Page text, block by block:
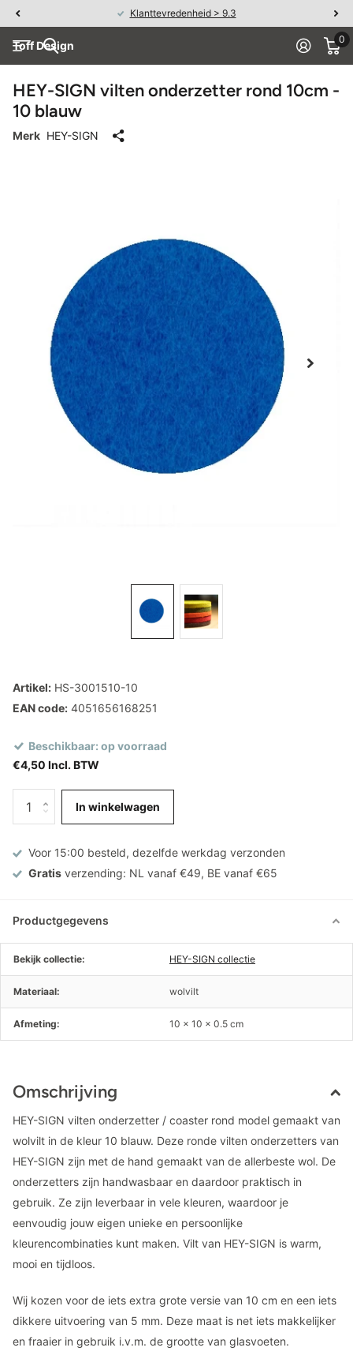
Klanttevredenheid > 9.3
Toff Design 0
HEY-SIGN vilten onderzetter rond 10cm -
10 blauw
Merk HEY-SIGN
Artikel: HS-3001510-10
EAN code: 4051656168251
Beschikbaar: op voorraad
€4,50 Incl. BTW
In winkelwagen
Voor 15:00 besteld, dezelfde werkdag verzonden
Gratis verzending: NL vanaf €49, BE vanaf €65
Productgegevens
Bekijk collectie: HEY-SIGN collectie
Materiaal: wolvilt
Afmeting: 10 x 10 x 0.5 cm
Omschrijving
HEY-SIGN vilten onderzetter / coaster rond model gemaakt van
wolvilt in de kleur 10 blauw. Deze ronde vilten onderzetters van
HEY-SIGN zijn met de hand gemaakt van de allerbeste wol. De
onderzetters zijn handwasbaar en daardoor praktisch in
gebruik. Ze zijn leverbaar in vele kleuren, waardoor je
eenvoudig jouw eigen unieke en persoonlijke
kleurencombinaties kunt maken. Vilt van HEY-SIGN is warm,
mooi en tijdloos.
Wij kozen voor de iets extra grote versie van 10 cm en een iets
dikkere uitvoering van 5 mm. Deze maat is net iets makkelijker
en fraaier in gebruik i.v.m. de grootte van glasvoeten.